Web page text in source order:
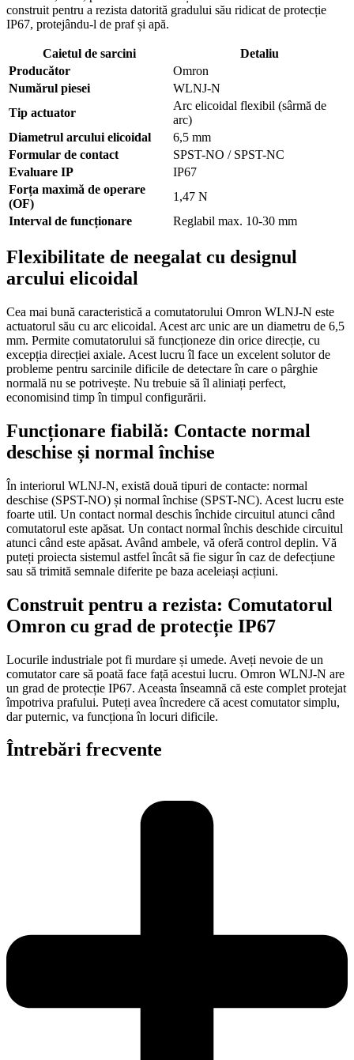
construit pentru a rezista datorită gradului său ridicat de protecție
IP67, protejându-l de praf și apă.
Caietul de sarcini
Detaliu
Producător
Omron
Numărul piesei
WLNJ-N
Tip actuator
Arc elicoidal flexibil (sârmă de
arc)
Diametrul arcului elicoidal
6,5 mm
Formular de contact
SPST-NO / SPST-NC
Evaluare IP
IP67
Forța maximă de operare
(OF)
1,47 N
Interval de funcționare
Reglabil max. 10-30 mm
Flexibilitate de neegalat cu designul
arcului elicoidal
Cea mai bună caracteristică a comutatorului Omron WLNJ-N este
actuatorul său cu arc elicoidal. Acest arc unic are un diametru de 6,5
mm. Permite comutatorului să funcționeze din orice direcție, cu
excepția direcției axiale. Acest lucru îl face un excelent solutor de
probleme pentru sarcinile dificile de detectare în care o pârghie
normală nu se potrivește. Nu trebuie să îl aliniați perfect,
economisind timp în timpul configurării.
Funcționare fiabilă: Contacte normal
deschise și normal închise
În interiorul WLNJ-N, există două tipuri de contacte: normal
deschise (SPST-NO) și normal închise (SPST-NC). Acest lucru este
foarte util. Un contact normal deschis închide circuitul atunci când
comutatorul este apăsat. Un contact normal închis deschide circuitul
atunci când este apăsat. Având ambele, vă oferă control deplin. Vă
puteți proiecta sistemul astfel încât să fie sigur în caz de defecțiune
sau să trimită semnale diferite pe baza aceleiași acțiuni.
Construit pentru a rezista: Comutatorul
Omron cu grad de protecție IP67
Locurile industriale pot fi murdare și umede. Aveți nevoie de un
comutator care să poată face față acestui lucru. Omron WLNJ-N are
un grad de protecție IP67. Aceasta înseamnă că este complet protejat
împotriva prafului. Puteți avea încredere că acest comutator simplu,
dar puternic, va funcționa în locuri dificile.
Întrebări frecvente